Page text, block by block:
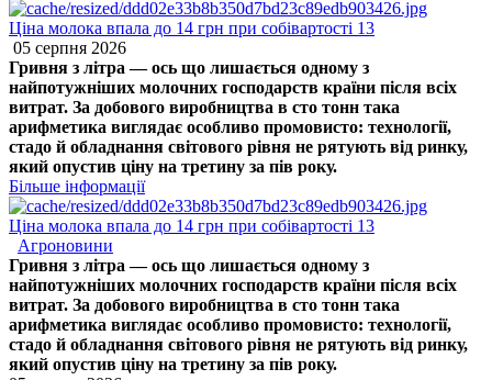
Ціна молока впала до 14 грн при собівартості 13
05 серпня 2026
Гривня з літра — ось що лишається одному з
найпотужніших молочних господарств країни після всіх
витрат. За добового виробництва в сто тонн така
арифметика виглядає особливо промовисто: технології,
стадо й обладнання світового рівня не рятують від ринку,
який опустив ціну на третину за пів року.
Більше інформації
Ціна молока впала до 14 грн при собівартості 13
Агроновини
Гривня з літра — ось що лишається одному з
найпотужніших молочних господарств країни після всіх
витрат. За добового виробництва в сто тонн така
арифметика виглядає особливо промовисто: технології,
стадо й обладнання світового рівня не рятують від ринку,
який опустив ціну на третину за пів року.